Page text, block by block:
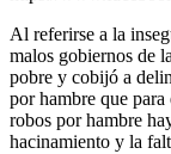
Al referirse a la
malos gobiernos de
pobre y cobijó a
por hambre que para
robos por hambre
hacinamiento y la